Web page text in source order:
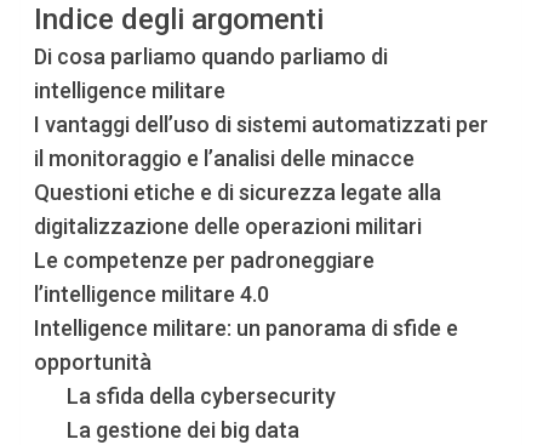
Indice degli argomenti
Di cosa parliamo quando parliamo di
intelligence militare
I vantaggi dell’uso di sistemi automatizzati per
il monitoraggio e l’analisi delle minacce
Questioni etiche e di sicurezza legate alla
digitalizzazione delle operazioni militari
Le competenze per padroneggiare
l’intelligence militare 4.0
Intelligence militare: un panorama di sfide e
opportunità
La sfida della cybersecurity
La gestione dei big data